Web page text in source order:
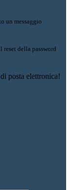
un messaggio
reset della password
posta elettronica!